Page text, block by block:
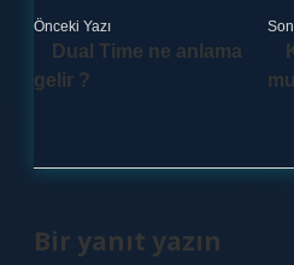
Önceki Yazı
Dual Time ne anlama
gelir ?
Bir yanıt yazın